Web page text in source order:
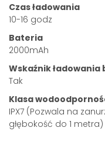
Czas ładowania
10-16 godz
Bateria
2000mAh
Wskaźnik
Tak
Klasa
IPX7 (Pozwala na
głębokość do 1 metra)